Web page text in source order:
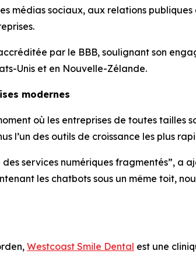
médias sociaux, aux relations
par le BBB, soulignant son
Unis et en Nouvelle-Zélande.
modernes
où les entreprises de toutes tailles
l’un des outils de croissance les plus
services numériques fragmentés”, a
les chatbots sous un même toit,
Westcoast Smile Dental est une